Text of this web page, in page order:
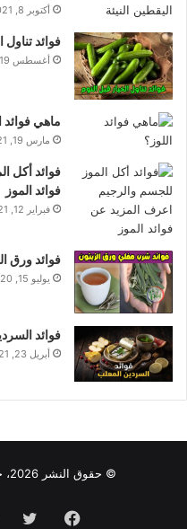
أكتوبر 8, 2021
فوائد تناول
أغسطس 19, 2020
ماهي فوائد
مارس 19, 2021
فوائد أكل
فوائد الموز
فبراير 12, 2021
فوائد ورق
يوليو 15, 2020
فوائد السردين
أبريل 23, 2021
© حقوق النشر 2026، جميع الحقوق محفوظة |
فيسبوك